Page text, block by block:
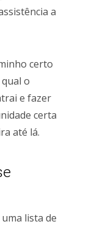
a
certo
o
e fazer
certa
até lá.
lista de